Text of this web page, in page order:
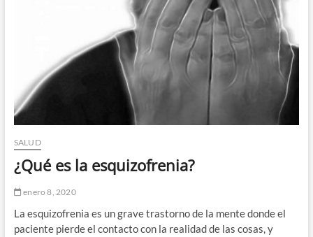
SALUD
¿Qué es la esquizofrenia?
enero 8, 2020
La esquizofrenia es un grave trastorno de la mente donde el
paciente pierde el contacto con la realidad de las cosas, y